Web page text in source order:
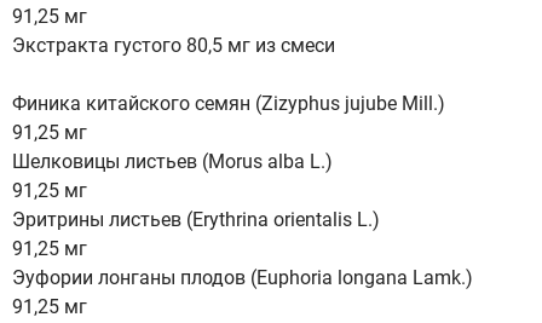
91,25 мг
Экстракта густого 80,5 мг из смеси
Финика китайского семян (Zizyphus jujube Mill.)
91,25 мг
Шелковицы листьев (Morus alba L.)
91,25 мг
Эритрины листьев (Erythrina orientalis L.)
91,25 мг
Эуфории лонганы плодов (Euphoria longana Lamk.)
91,25 мг